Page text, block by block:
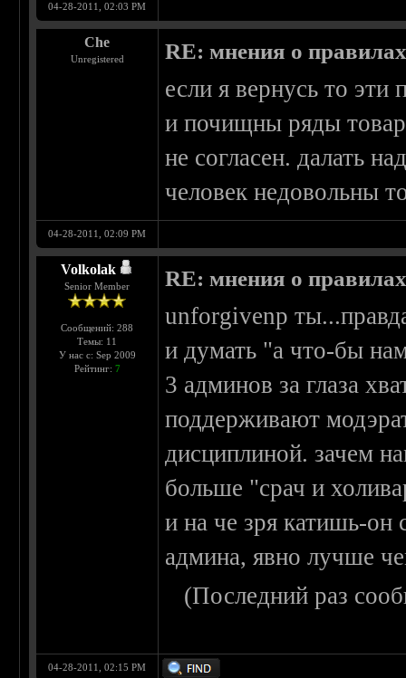
04-28-2011, 02:03 PM
Che
Unregistered RE: мнения о
если я вернусь то эти
и почищны ряды
не согласен. далать
человек недовольны
04-28-2011, 02:09 PM
Volkolak
Senior Member
Сообщений: 288
Темы: 11
У нас с: Sep 2009
Рейтинг: 7
RE: мнения о
unforgivenp
и думать "а что-бы
3 админов за глаза
поддерживают
дисциплиной. зачем
больше "срач и
и на че зря катишь-он
админа, явно лучше
(Последний раз
04-28-2011, 02:15 PM